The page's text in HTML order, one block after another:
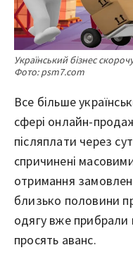
Український бізнес
Фото: psm7.com
Все більше
сфері онлайн-
післяплати через
спричинені
отримання
близько половини
одягу вже
просять аванс.